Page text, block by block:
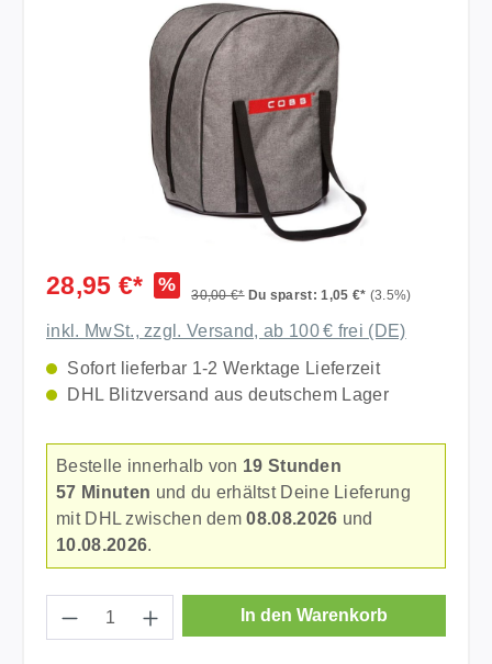
Bildergalerie überspringen
28,95 €* % 30,00 €* Du sparst: 1,05 €* (3.5%)
inkl. MwSt., zzgl. Versand, ab 100 € frei (DE)
Sofort lieferbar 1-2 Werktage Lieferzeit
DHL Blitzversand aus deutschem Lager
Bestelle innerhalb von 19 Stunden
57 Minuten und du erhältst Deine Lieferung
mit DHL zwischen dem08.08.2026 und
10.08.2026.
Produkt Anzahl: Gib den gewünschten
In den Warenkorb